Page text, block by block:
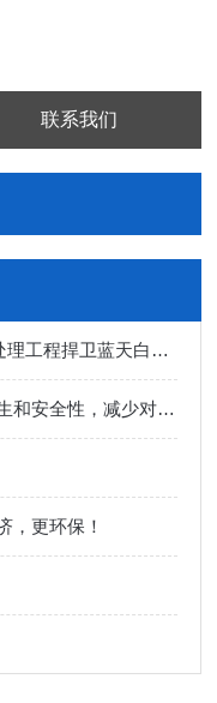
联系我们
工业气息的“净化之肺”——废气处理工程捍卫蓝天白云与职业健康
使用超纯水设备可以保证水的卫生和安全性，减少对环境的影响
，更环保！